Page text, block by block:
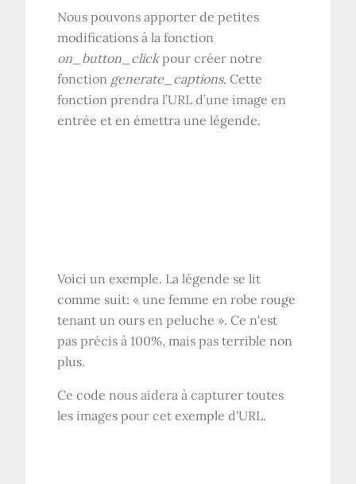
Nous pouvons apporter de petites
modifications à la fonction
on_button_clickpour créer notre
fonction generate_captions. Cette
fonction prendra l’URL d’une image en
entrée et en émettra une légende.
Voici un exemple. La légende se lit
comme suit: « une femme en robe rouge
tenant un ours en peluche ». Ce n'est
pas précis à 100%, mais pas terrible non
plus.
Ce code nous aidera à capturer toutes
les images pour cet exemple d'URL.